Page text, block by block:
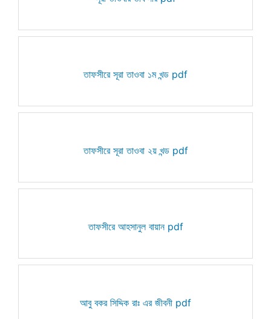
তাফসীরে সূরা তাওবা ১ম খন্ড pdf
তাফসীরে সূরা তাওবা ২য় খন্ড pdf
তাফসীরে আহসানুল বায়ান pdf
আবু বকর সিদ্দিক রাঃ এর জীবনী pdf